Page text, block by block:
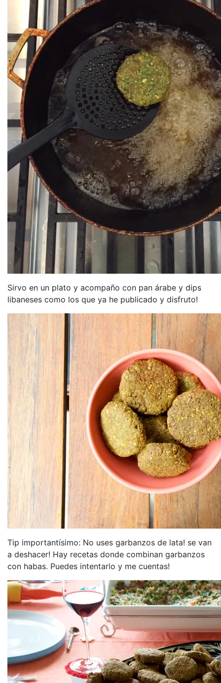
Sirvo en un plato y acompaño con pan árabe y dips
libaneses como los que ya he publicado y disfruto!
Tip importantísimo: No uses garbanzos de lata! se van
a deshacer! Hay recetas donde combinan garbanzos
con habas. Puedes intentarlo y me cuentas!